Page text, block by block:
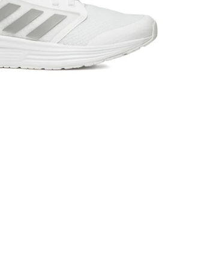
PittaRosso